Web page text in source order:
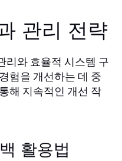
관리 전략
리와 효율적 시스템 구
험을 개선하는 데 중
해 지속적인 개선 작
활용법